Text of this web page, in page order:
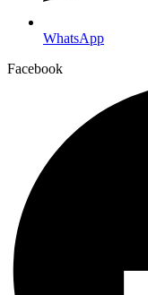
WhatsApp
Facebook